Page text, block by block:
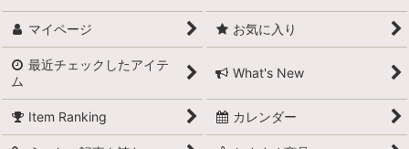
マイページ お気に入り
最近チェックしたアイテ
ム
What's New
Item Ranking カレンダー